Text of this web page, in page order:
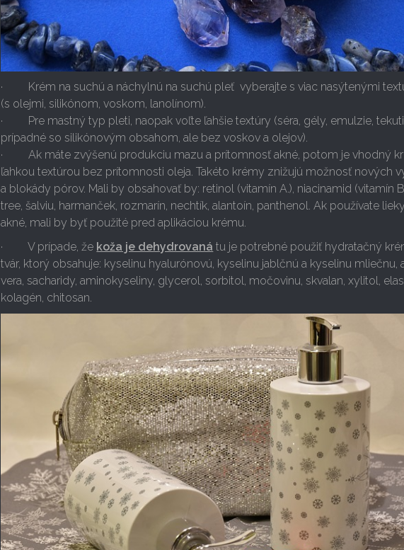
· Krém na suchú a náchylnú na suchú pleť vyberajte s viac nasýtenými
(s olejmi, silikónom, voskom, lanolínom).
· Pre mastný typ pleti, naopak voľte ľahšie textúry (séra, gély, emulzie,
prípadné so silikónovým obsahom, ale bez voskov a olejov).
· Ak máte zvýšenú produkciu mazu a prítomnosť akné, potom je vhodný
ľahkou textúrou bez prítomnosti oleja. Takéto krémy znižujú možnosť nových
a blokády pórov. Mali by obsahovať by: retinol (vitamín A.), niacinamid (vitamín
tree, šalviu, harmanček, rozmarín, nechtík, alantoín, panthenol. Ak používate
akné, mali by byť použité pred aplikáciou krému.
· V prípade, že koža je dehydrovaná tu je potrebné použiť hydratačný
tvár, ktorý obsahuje: kyselinu hyalurónovú, kyselinu jablčnú a kyselinu mliečnu,
vera, sacharidy, aminokyseliny, glycerol, sorbitol, močovinu, skvalan, xylitol,
kolagén, chitosan.